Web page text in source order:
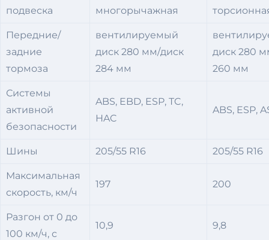
подвеска
многорычажная
Передние/
задние
тормоза
вентилируемый
диск 280 мм/диск
284 мм
диск 280
260 мм
Системы
активной
безопасности
ABS, EBD, ESP, TC,
HAC
ABS, ESP,
Шины 205/55 R16 205/55 R16
Максимальная
скорость, км/ч
197 200
Разгон от 0 до
100 км/ч, с
10,9 9,8